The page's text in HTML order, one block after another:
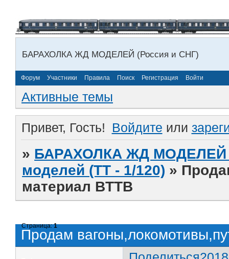
БАРАХОЛКА ЖД МОДЕЛЕЙ (Россия и СНГ)
Форум Участники Правила Поиск Регистрация Войти
Активные темы
Привет, Гость! Войдите или
» БАРАХОЛКА ЖД МОДЕЛЕЙ
моделей (ТТ - 1/120) »
материал BTTB
Продам
Страница:1